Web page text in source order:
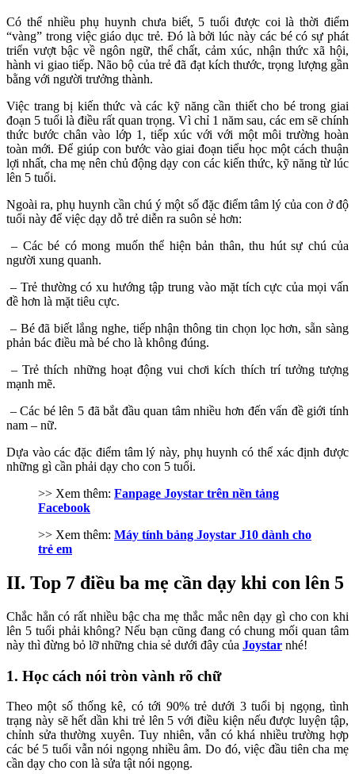
Có thể nhiều phụ huynh chưa biết, 5 tuổi được coi là thời điểm
“vàng” trong việc giáo dục trẻ. Đó là bởi lúc này các bé có sự phát
triển vượt bậc về ngôn ngữ, thể chất, cảm xúc, nhận thức xã hội,
hành vi giao tiếp. Não bộ của trẻ đã đạt kích thước, trọng lượng gần
bằng với người trưởng thành.
Việc trang bị kiến thức và các kỹ năng cần thiết cho bé trong giai
đoạn 5 tuổi là điều rất quan trọng. Vì chỉ 1 năm sau, các em sẽ chính
thức bước chân vào lớp 1, tiếp xúc với với một môi trường hoàn
toàn mới. Để giúp con bước vào giai đoạn tiểu học một cách thuận
lợi nhất, cha mẹ nên chủ động dạy con các kiến thức, kỹ năng từ lúc
lên 5 tuổi.
Ngoài ra, phụ huynh cần chú ý một số đặc điểm tâm lý của con ở độ
tuổi này để việc dạy dỗ trẻ diễn ra suôn sẻ hơn:
– Các bé có mong muốn thể hiện bản thân, thu hút sự chú của
người xung quanh.
– Trẻ thường có xu hướng tập trung vào mặt tích cực của mọi vấn
đề hơn là mặt tiêu cực.
– Bé đã biết lắng nghe, tiếp nhận thông tin chọn lọc hơn, sẵn sàng
phản bác điều mà bé cho là không đúng.
– Trẻ thích những hoạt động vui chơi kích thích trí tưởng tượng
mạnh mẽ.
– Các bé lên 5 đã bắt đầu quan tâm nhiều hơn đến vấn đề giới tính
nam – nữ.
Dựa vào các đặc điểm tâm lý này, phụ huynh có thể xác định được
những gì cần phải dạy cho con 5 tuổi.
>> Xem thêm: Fanpage Joystar trên nền tảng
Facebook
>> Xem thêm: Máy tính bảng Joystar J10 dành cho
trẻ em
II. Top 7 điều ba mẹ cần dạy khi con lên 5
Chắc hẳn có rất nhiều bậc cha mẹ thắc mắc nên dạy gì cho con khi
lên 5 tuổi phải không? Nếu bạn cũng đang có chung mối quan tâm
này thì đừng bỏ lỡ những chia sẻ dưới đây của Joystar nhé!
1. Học cách nói tròn vành rõ chữ
Theo một số thống kê, có tới 90% trẻ dưới 3 tuổi bị ngọng, tình
trạng này sẽ hết dần khi trẻ lên 5 với điều kiện nếu được luyện tập,
chỉnh sửa thường xuyên. Tuy nhiên, vẫn có khá nhiều trường hợp
các bé 5 tuổi vẫn nói ngọng nhiều âm. Do đó, việc đầu tiên cha mẹ
cần dạy cho con là sửa tật nói ngọng.